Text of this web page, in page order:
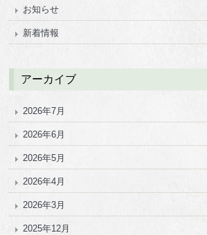
お知らせ
新着情報
アーカイブ
2026年7月
2026年6月
2026年5月
2026年4月
2026年3月
2025年12月